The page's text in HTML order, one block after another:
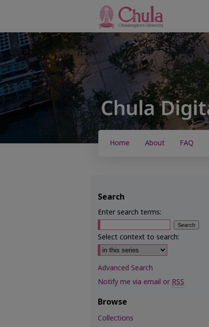
Home About FAQ
Search
Enter search terms:
Select context to search:
Advanced Search
Notify me via email orRSS
Browse
Collections